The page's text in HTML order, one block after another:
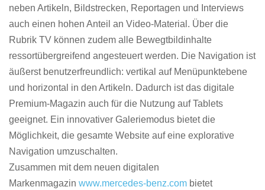
neben Artikeln, Bildstrecken, Reportagen und Interviews
auch einen hohen Anteil an Video-Material. Über die
Rubrik TV können zudem alle Bewegtbildinhalte
ressortübergreifend angesteuert werden. Die Navigation ist
äußerst benutzerfreundlich: vertikal auf Menüpunktebene
und horizontal in den Artikeln. Dadurch ist das digitale
Premium-Magazin auch für die Nutzung auf Tablets
geeignet. Ein innovativer Galeriemodus bietet die
Möglichkeit, die gesamte Website auf eine explorative
Navigation umzuschalten.
Zusammen mit dem neuen digitalen
Markenmagazin www.mercedes-benz.com bietet